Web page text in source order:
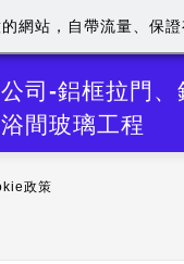
司-鋁框拉門、
間玻璃工程
政策
網站，自帶流量、保